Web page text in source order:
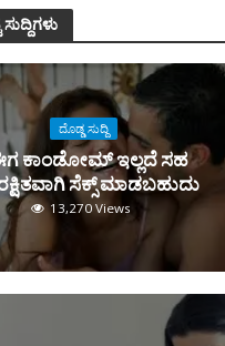
ದೊಡ್ಡ ಸುದ್ದಿ
ಕಾಂಡೋಮ್‌ ಇಲ್ಲದೆ ಸಹ
ಸೆಕ್ಸ್‌ ಮಾಡಬಹುದು
13,270 Views